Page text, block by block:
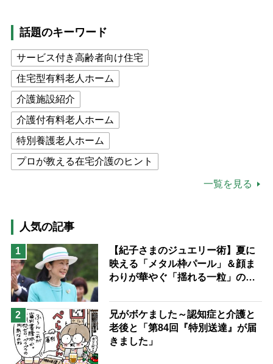
話題のキーワード
サービス付き高齢者向け住宅
住宅型有料老人ホーム
介護施設紹介
介護付有料老人ホーム
特別養護老人ホーム
プロが教える在宅介護のヒント
猫が母になつきません
息子の遠距離介護サバイバル術
兄がボケました
便利なサービス
予防法
一覧を見る
人気の記事
1
【紀子さまのジュエリー術】夏に
映える「メタル枠パール」＆顔ま
わりが華やぐ「揺れる一粒」の使
2
兄がボケました～認知症と介護と
老後と「第84回『特別送達』が届
きました」